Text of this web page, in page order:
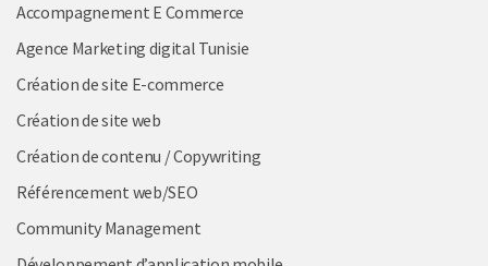
Accompagnement E Commerce
Agence Marketing digital Tunisie
Création de site E-commerce
Création de site web
Création de contenu / Copywriting
Référencement web/SEO
Community Management